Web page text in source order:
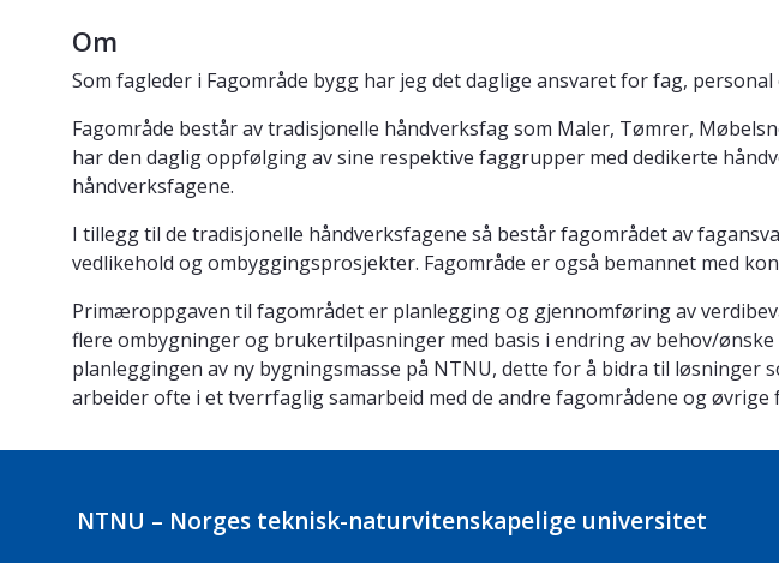
Om
Som fagleder i Fagområde bygg har jeg det daglige ansvaret for fag,
Fagområde består av tradisjonelle håndverksfag som Maler, Tømrer,
har den daglig oppfølging av sine respektive faggrupper med dedikerte
håndverksfagene.
I tillegg til de tradisjonelle håndverksfagene så består fagområdet av
vedlikehold og ombyggingsprosjekter. Fagområde er også bemannet med
Primæroppgaven til fagområdet er planlegging og gjennomføring av
flere ombygninger og brukertilpasninger med basis i endring av behov/
planleggingen av ny bygningsmasse på NTNU, dette for å bidra til
arbeider ofte i et tverrfaglig samarbeid med de andre fagområdene og
NTNU – Norges teknisk-naturvitenskapelige universitet